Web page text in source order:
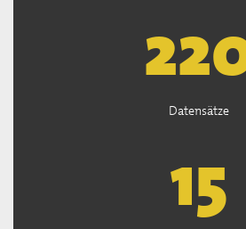
221
Datensätze
15